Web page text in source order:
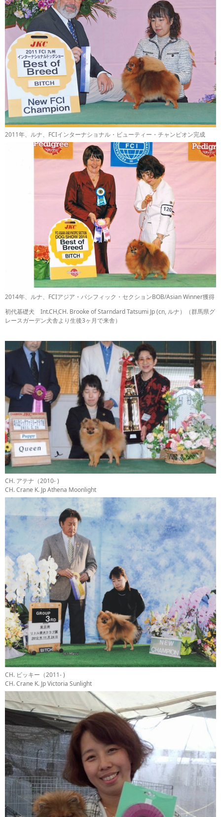
2011年、ルナ、FCIインターナショナル・ビューティー・チャンピオン完成
2014年、ルナ、FCIアジア・パシフィック・セクションBOB/Asian Winner獲得
初代基礎犬 Int.CH,CH. Brooke of Starndard Tatsumi Jp (cn, ルナ）（群馬県グ
レースガーデン犬舎より生後3ヶ月で来舎）
CH. アテナ（2010- )
CH. Crane K. Jp Athena Moonlight
CH. ビッキー（2011- )
CH. Crane K. Jp Victoria Sunlight